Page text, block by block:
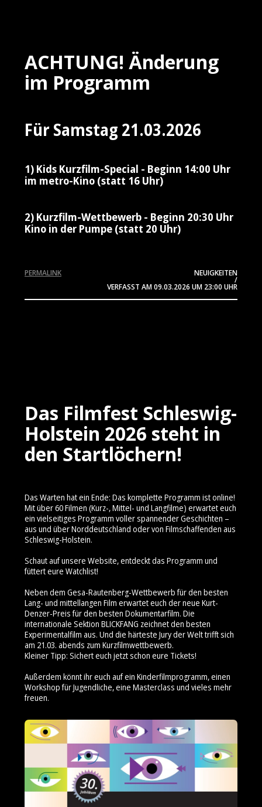
ACHTUNG! Änderung
im Programm
Für Samstag 21.03.2026
1) Kids Kurzfilm-Special - Beginn 14:00 Uhr
im metro-Kino (statt 16 Uhr)
2) Kurzfilm-Wettbewerb - Beginn 20:30 Uhr
Kino in der Pumpe (statt 20 Uhr)
NEUIGKEITEN
/
VERFASST AM09.03.2026 UM 23:00 UHR
PERMALINK
Das Filmfest Schleswig-
Holstein 2026 steht in
den Startlöchern!
Das Warten hat ein Ende: Das komplette Programm ist online!
Mit über 60 Filmen (Kurz-, Mittel- und Langfilme) erwartet euch
ein vielseitiges Programm voller spannender Geschichten –
aus und über Norddeutschland oder von Filmschaffenden aus
Schleswig-Holstein.
Schaut auf unsere Website, entdeckt das Programm und
füttert eure Watchlist!
Neben dem Gesa-Rautenberg-Wettbewerb für den besten
Lang- und mittellangen Film erwartet euch der neue Kurt-
Denzer-Preis für den besten Dokumentarfilm. Die
internationale Sektion BLICKFANG zeichnet den besten
Experimentalfilm aus. Und die härteste Jury der Welt trifft sich
am 21.03. abends zum Kurzfilmwettbewerb.
Kleiner Tipp: Sichert euch jetzt schon eure Tickets!
Außerdem könnt ihr euch auf ein Kinderfilmprogramm, einen
Workshop für Jugendliche, eine Masterclass und vieles mehr
freuen.